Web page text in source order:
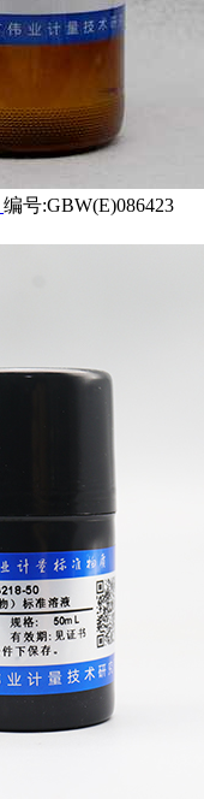
编号:GBW(E)086423